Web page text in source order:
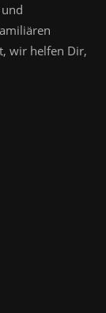
wir helfen Dir,